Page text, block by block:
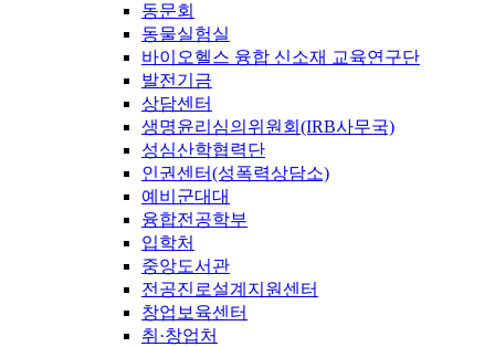
동문회
동물실험실
바이오헬스 융합 신소재 교육연구단
발전기금
상담센터
생명윤리심의위원회(IRB사무국)
성심산학협력단
인권센터(성폭력상담소)
예비군대대
융합전공학부
입학처
중앙도서관
전공진로설계지원센터
창업보육센터
취·창업처